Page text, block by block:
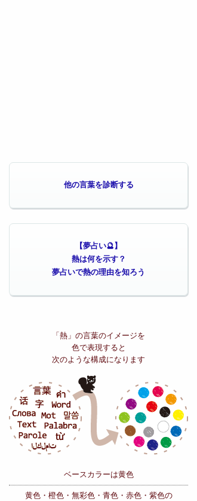
他の言葉を診断する
【夢占い🔮】
熱は何を示す？
夢占いで熱の理由を知ろう
「熱」の言葉のイメージを
色で表現すると
次のような構成になります
ベースカラーは黄色
黄色・橙色・無彩色・青色・赤色・紫色の